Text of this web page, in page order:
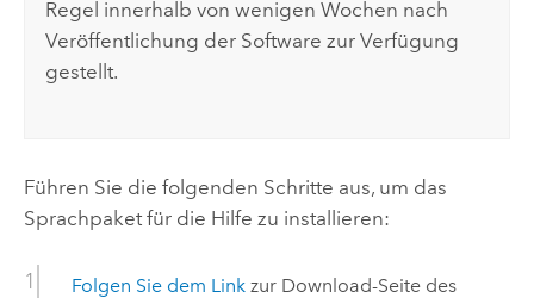
Regel innerhalb von wenigen Wochen nach
Veröffentlichung der Software zur Verfügung
gestellt.
Führen Sie die folgenden Schritte aus, um das
Sprachpaket für die Hilfe zu installieren:
Folgen Sie dem Linkzur Download-Seite des